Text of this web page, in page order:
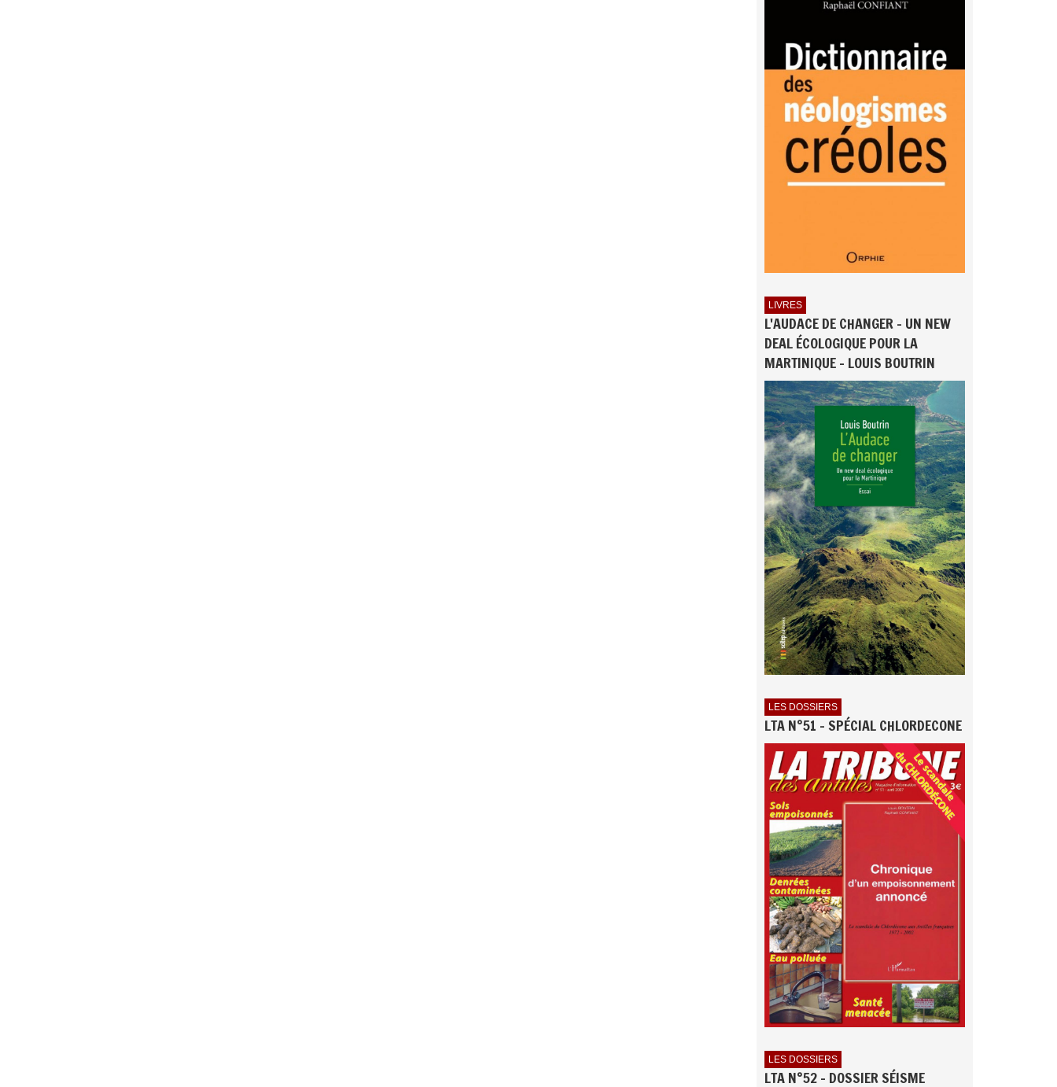
LIVRES
L'AUDACE DE CHANGER - UN NEW
DEAL ÉCOLOGIQUE POUR LA
MARTINIQUE - LOUIS BOUTRIN
LES DOSSIERS
LTA N°51 - SPÉCIAL CHLORDECONE
LES DOSSIERS
LTA N°52 - DOSSIER SÉISME